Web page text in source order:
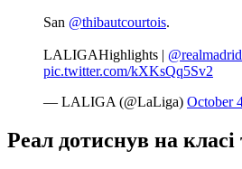
San @thibautcourtois.
LALIGAHighlights | @realmadrid
pic.twitter.com/kXKsQq5Sv2
— LALIGA (@LaLiga) October
Реал дотиснув на класі